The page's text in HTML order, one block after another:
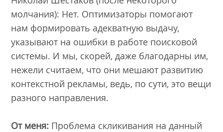
молчания): Нет. Оптимизаторы помогают
нам формировать адекватную выдачу,
указывают на ошибки в работе поисковой
системы. И мы, скорей, даже благодарны им,
нежели считаем, что они мешают развитию
контекстной рекламы, ведь, по сути, это вещи
разного направления.
От меня: Проблема скликивания на данный